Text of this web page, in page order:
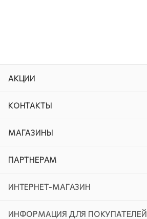
АКЦИИ
КОНТАКТЫ
МАГАЗИНЫ
ПАРТНЕРАМ
ИНТЕРНЕТ-МАГАЗИН
ИНФОРМАЦИЯ ДЛЯ ПОКУПАТЕЛЕЙ